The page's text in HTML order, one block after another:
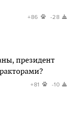
+86 -28
президент
+81 -10